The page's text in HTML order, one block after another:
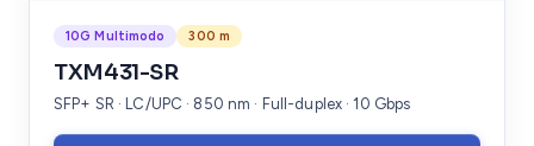
10G Multimodo 300 m
TXM431-SR
SFP+ SR · LC/UPC · 850 nm · Full-duplex · 10 Gbps